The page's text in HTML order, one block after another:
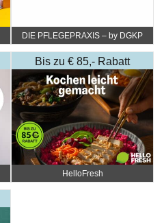
DIE PFLEGEPRAXIS – by DGKP
Bis zu € 85,- Rabatt
HelloFresh